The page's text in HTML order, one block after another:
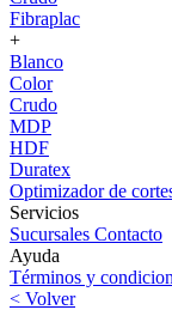
Fibraplac
+
Blanco
Color
Crudo
MDP
HDF
Duratex
Optimizador de
Servicios
Sucursales Contacto
Ayuda
Términos y
< Volver